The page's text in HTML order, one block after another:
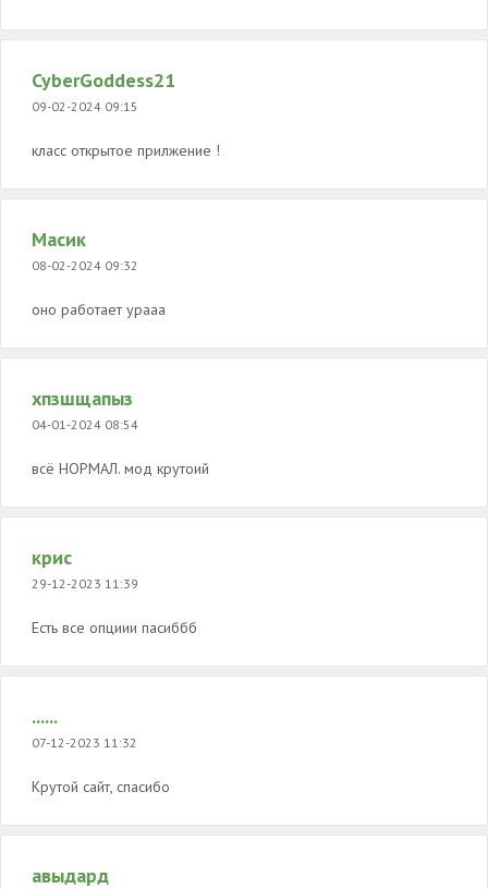
CyberGoddess21
09-02-2024 09:15
класс открытое прилжение !
Масик
08-02-2024 09:32
оно работает урааа
хпзшщапыз
04-01-2024 08:54
всё НОРМАЛ. мод крутоий
крис
29-12-2023 11:39
Есть все опциии пасиббб
......
07-12-2023 11:32
Крутой сайт, спасибо
авыдард